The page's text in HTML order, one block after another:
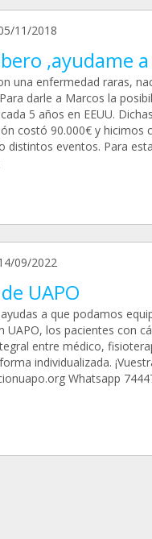
11/2018
,ayudame
una enfermedad raras,
darle a Marcos la
5 años en EEUU.
costó 90.000€ y hicimos
distintos eventos. Para
09/2022
UAPO
a que podamos
UAPO, los pacientes con
entre médico,
individualizada.
Whatsapp